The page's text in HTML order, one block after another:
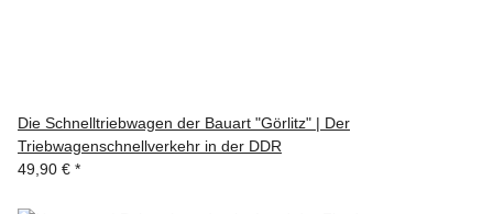
Die Schnelltriebwagen der Bauart "Görlitz" | Der
Triebwagenschnellverkehr in der DDR
49,90 € *